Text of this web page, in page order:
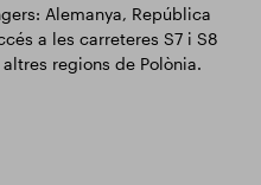
Alemanya, República
a les carreteres S7 i S8
regions de Polònia.